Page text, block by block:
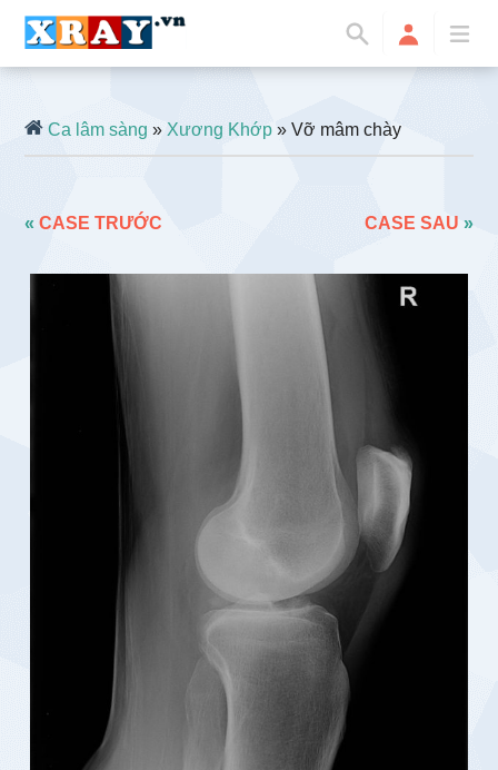
Ca lâm sàng »Xương Khớp » Vỡ mâm chày
«CASE TRƯỚC CASE SAU »